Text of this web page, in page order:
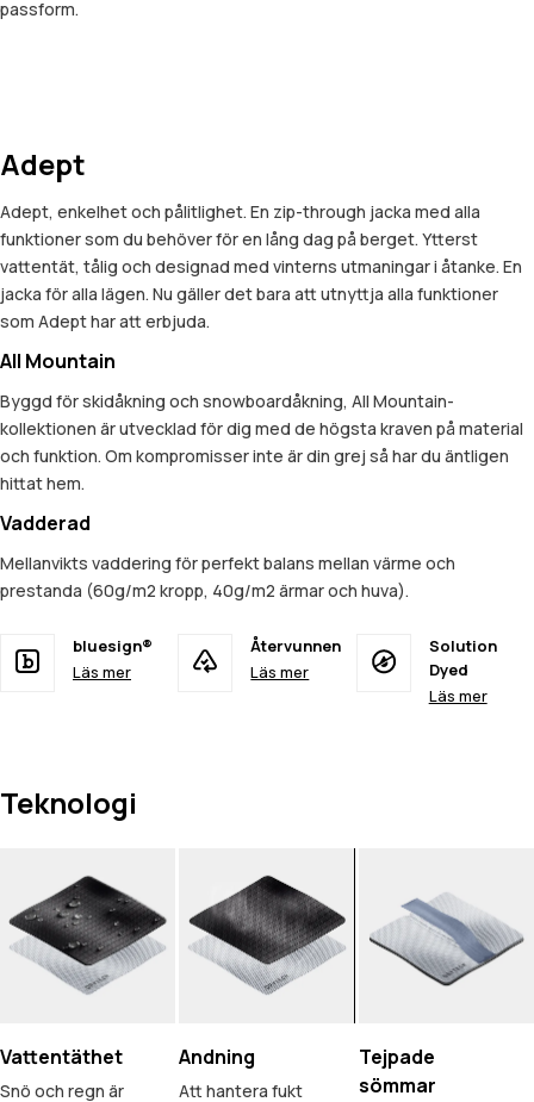
passform.
Adept
Adept, enkelhet och pålitlighet. En zip-through jacka med alla
funktioner som du behöver för en lång dag på berget. Ytterst
vattentät, tålig och designad med vinterns utmaningar i åtanke. En
jacka för alla lägen. Nu gäller det bara att utnyttja alla funktioner
som Adept har att erbjuda.
All Mountain
Byggd för skidåkning och snowboardåkning, All Mountain-
kollektionen är utvecklad för dig med de högsta kraven på material
och funktion. Om kompromisser inte är din grej så har du äntligen
hittat hem.
Vadderad
Mellanvikts vaddering för perfekt balans mellan värme och
prestanda (60g/m2 kropp, 40g/m2 ärmar och huva).
bluesign®
Läs mer
Återvunnen
Läs mer
Solution
Dyed
Läs mer
Teknologi
Vattentäthet
Snö och regn är
Andning
Att hantera fukt
Tejpade
sömmar